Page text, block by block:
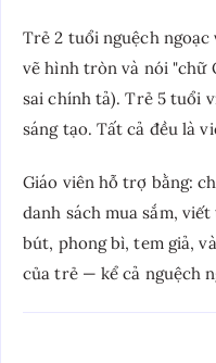
Trẻ 2 tuổi nguệch
vẽ hình tròn và nói "chữ
sai chính tả). Trẻ 5 tuổi
sáng tạo. Tất cả đều là
Giáo viên hỗ trợ bằng:
danh sách mua sắm,
bút, phong bì, tem giả,
của trẻ — kể cả nguệch